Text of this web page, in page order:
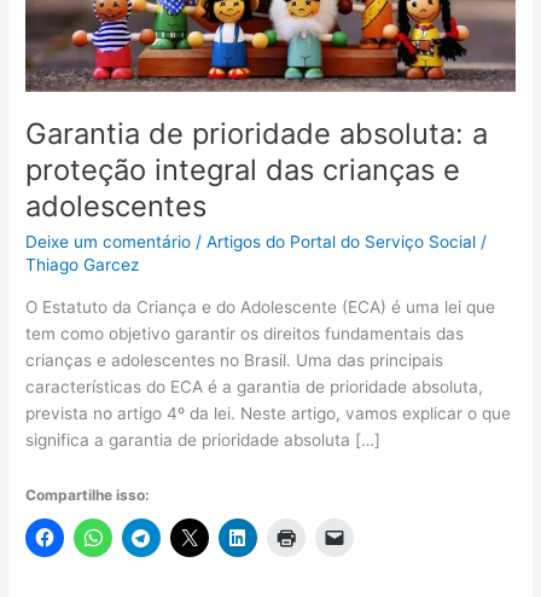
Garantia de prioridade absoluta: a
proteção integral das crianças e
adolescentes
Deixe um comentário /Artigos do Portal do Serviço Social /
Thiago Garcez
O Estatuto da Criança e do Adolescente (ECA) é uma lei que
tem como objetivo garantir os direitos fundamentais das
crianças e adolescentes no Brasil. Uma das principais
características do ECA é a garantia de prioridade absoluta,
prevista no artigo 4º da lei. Neste artigo, vamos explicar o que
significa a garantia de prioridade absoluta […]
Compartilhe isso: